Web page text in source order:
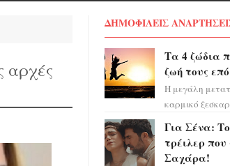
αρχές
ΔΗΜΟΦΙΛΕΙΣ
Τα 4 ζώδια
ζωή τους
Η μεγάλη
καρμικό
προειδοποιεί:
Για Σένα:
τρέιλερ που
Σαχάρα!